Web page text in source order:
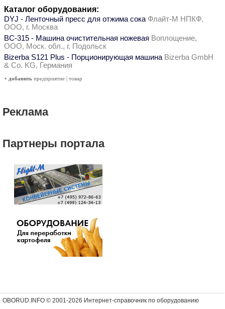
Каталог оборудования:
DYJ - Ленточный пресс для отжима сока Флайт-М НПКФ,
ООО, г. Москва
ВС-315 - Машина очистительная ножевая Воплощение,
ООО, Моск. обл., г. Подольск
Bizerba S121 Plus - Порционирующая машина Bizerba GmbH
& Co. KG, Германия
+ добавить предприятие | товар
Реклама
Партнеры портала
OBORUD.INFO © 2001-2026 Интернет-справочник по оборудованию